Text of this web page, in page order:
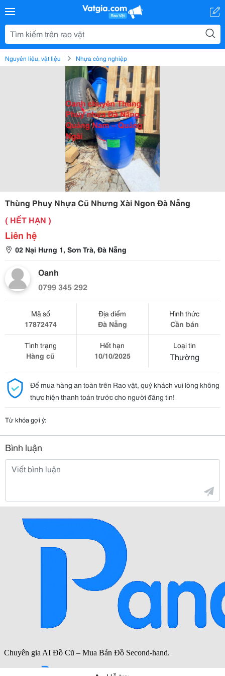
Nguyên liệu, vật liệu Nhựa công nghiệp
Thùng Phuy Nhựa Cũ Nhưng Xài Ngon Đà Nẵng
( HẾT HẠN )
Liên hệ
02 Nại Hưng 1, Sơn Trà, Đà Nẵng
Oanh
0799 345 292
Mã số
17872474
Địa điểm
Đà Nẵng
Hình thức
Cần bán
Tình trạng
Hàng cũ
Hết hạn
10/10/2025
Loại tin
Thường
Để mua hàng an toàn trên Rao vặt, quý khách vui lòng không
thực hiện thanh toán trước cho người đăng tin!
Từ khóa gợi ý:
Bình luận